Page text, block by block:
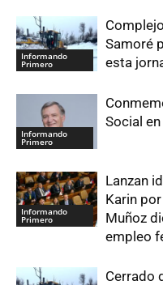
Informando
Primero
Samoré
esta
Informando
Primero
Social
Informando
Primero
Lanzan
Karin
Muñoz
empleo
Cerrado